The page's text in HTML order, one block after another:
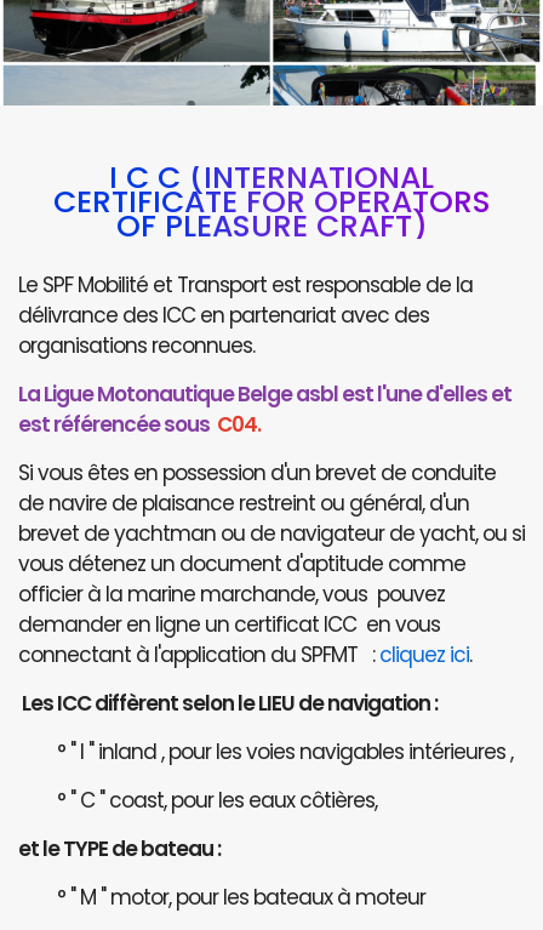
I C C (INTERNATIONAL
CERTIFICATE FOR OPERATORS
OF PLEASURE CRAFT)
Le SPF Mobilité et Transport est responsable de la
délivrance des ICC en partenariat avec des
organisations reconnues.
La Ligue Motonautique Belge asbl est l'une d'elles et
est référencée sous C04.
Si vous êtes en possession d'un brevet de conduite
de navire de plaisance restreint ou général, d'un
brevet de yachtman ou de navigateur de yacht, ou si
vous détenez un document d'aptitude comme
officier à la marine marchande, vous pouvez
demander en ligne un certificat ICC en vous
connectant à l'application du SPFMT :cliquez ici.
Les ICC diffèrent selon le LIEU de navigation :
° " I " inland , pour les voies navigables intérieures ,
° " C " coast, pour les eaux côtières,
et le TYPE de bateau :
° " M " motor, pour les bateaux à moteur